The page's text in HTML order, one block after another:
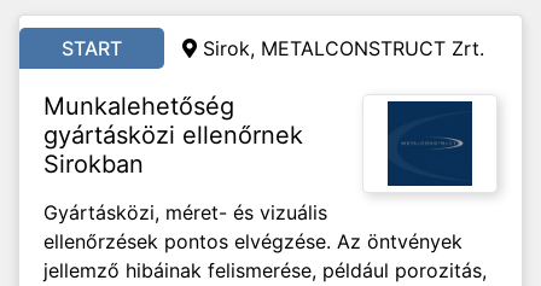
START Sirok, METALCONSTRUCT Zrt.
Munkalehetőség
gyártásközi ellenőrnek
Sirokban
Gyártásközi, méret- és vizuális
ellenőrzések pontos elvégzése. Az öntvények
jellemző hibáinak felismerése, például porozitás,